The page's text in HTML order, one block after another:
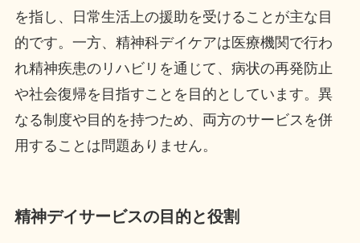
を指し、日常生活上の援助を受けることが主な目
的です。一方、精神科デイケアは医療機関で行わ
れ精神疾患のリハビリを通じて、病状の再発防止
や社会復帰を目指すことを目的としています。異
なる制度や目的を持つため、両方のサービスを併
用することは問題ありません。
精神デイサービスの目的と役割